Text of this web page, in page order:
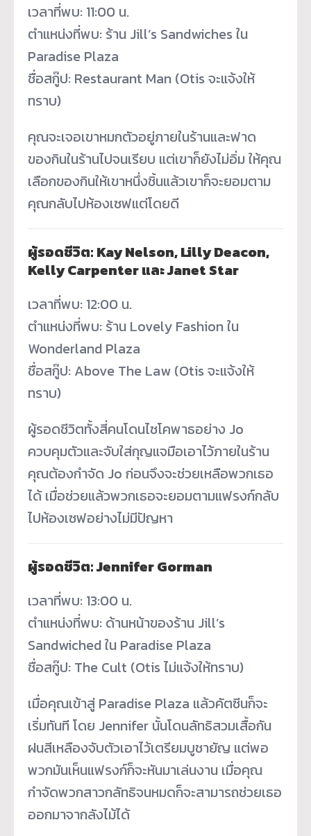
เวลาที่พบ: 11:00 น.
ตำแหน่งที่พบ: ร้าน Jill’s Sandwiches ใน
Paradise Plaza
ชื่อสกู๊ป: Restaurant Man (Otis จะแจ้งให้
ทราบ)
คุณจะเจอเขาหมกตัวอยู่ภายในร้านและฟาด
ของกินในร้านไปจนเรียบ แต่เขาก็ยังไม่อิ่ม ให้คุณ
เลือกของกินให้เขาหนึ่งชิ้นแล้วเขาก็จะยอมตาม
คุณกลับไปห้องเซฟแต่โดยดี
ผู้รอดชีวิต: Kay Nelson, Lilly Deacon,
Kelly Carpenter และ Janet Star
เวลาที่พบ: 12:00 น.
ตำแหน่งที่พบ: ร้าน Lovely Fashion ใน
Wonderland Plaza
ชื่อสกู๊ป: Above The Law (Otis จะแจ้งให้
ทราบ)
ผู้รอดชีวิตทั้งสี่คนโดนไซโคพาธอย่าง Jo
ควบคุมตัวและจับใส่กุญแจมือเอาไว้ภายในร้าน
คุณต้องกำจัด Jo ก่อนจึงจะช่วยเหลือพวกเธอ
ได้ เมื่อช่วยแล้วพวกเธอจะยอมตามแฟรงก์กลับ
ไปห้องเซฟอย่างไม่มีปัญหา
ผู้รอดชีวิต: Jennifer Gorman
เวลาที่พบ: 13:00 น.
ตำแหน่งที่พบ: ด้านหน้าของร้าน Jill’s
Sandwiched ใน Paradise Plaza
ชื่อสกู๊ป: The Cult (Otis ไม่แจ้งให้ทราบ)
เมื่อคุณเข้าสู่ Paradise Plaza แล้วคัตซีนก็จะ
เริ่มทันที โดย Jennifer นั้นโดนลัทธิสวมเสื้อกัน
ฝนสีเหลืองจับตัวเอาไว้เตรียมบูชายัญ แต่พอ
พวกมันเห็นแฟรงก์ก็จะหันมาเล่นงาน เมื่อคุณ
กำจัดพวกสาวกลัทธิจนหมดก็จะสามารถช่วยเธอ
ออกมาจากลังไม้ได้